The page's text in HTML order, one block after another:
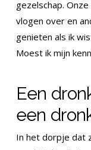
gezelschap.
vlogen over en
genieten als ik
Moest ik mijn
Een
een
In het dorpje dat